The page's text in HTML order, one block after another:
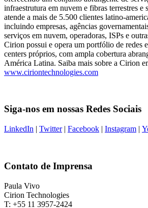
infraestrutura em nuvem e fibras terrestres e
atende a mais de 5.500 clientes latino-
incluindo empresas, agências
serviços em nuvem, operadoras, ISPs e
Cirion possui e opera um portfólio de redes
centers próprios, com ampla cobertura
América Latina. Saiba mais sobre a Cirion
www.ciriontechnologies.com
Siga-nos em nossas Redes Sociais
LinkedIn | Twitter| Facebook | Instagram |
Contato de Imprensa
Paula Vivo
Cirion Technologies
T: +55 11 3957-2424